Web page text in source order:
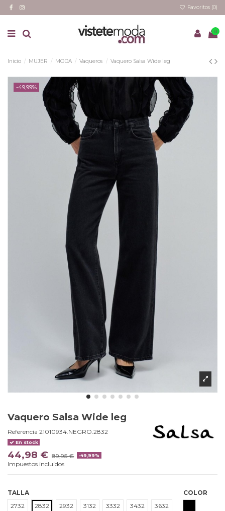
Favoritos (0)
0
Inicio MUJER MODA Vaqueros Vaquero Salsa Wide leg
-49,99%
Vaquero Salsa Wide leg
Referencia 21010934.NEGRO.2832
En stock
44,98 € 89,95 € -49,99%
Impuestos incluidos
TALLA
2732
2832 2932 3132 3332 3432 3632
COLOR